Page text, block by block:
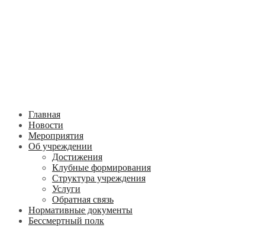
Главная
Новости
Мероприятия
Об учреждении
Достижения
Клубные формирования
Структура учреждения
Услуги
Обратная связь
Нормативные документы
Бессмертный полк